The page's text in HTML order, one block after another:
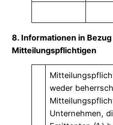
8. Informationen in
Mitteilungspflichtigen
weder
Unternehmen,